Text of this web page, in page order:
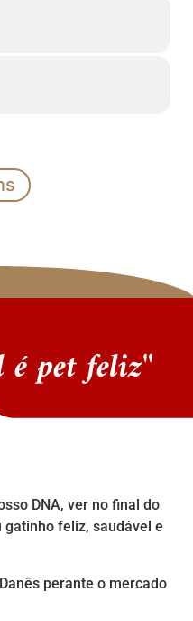
é pet feliz"
DNA, ver no final do
gatinho feliz, saudável e
perante o mercado